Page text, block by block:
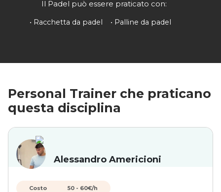
Il Padel può essere praticato con:
• Racchetta da padel • Palline da padel
Personal Trainer che praticano
questa disciplina
Alessandro Americioni
Costo 50 - 60€/h